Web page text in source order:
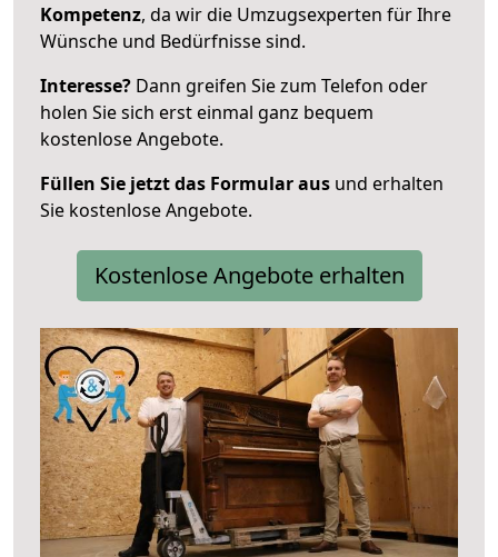
Kompetenz, da wir die Umzugsexperten für Ihre
Wünsche und Bedürfnisse sind.
Interesse? Dann greifen Sie zum Telefon oder
holen Sie sich erst einmal ganz bequem
kostenlose Angebote.
Füllen Sie jetzt das Formular aus und erhalten
Sie kostenlose Angebote.
Kostenlose Angebote erhalten